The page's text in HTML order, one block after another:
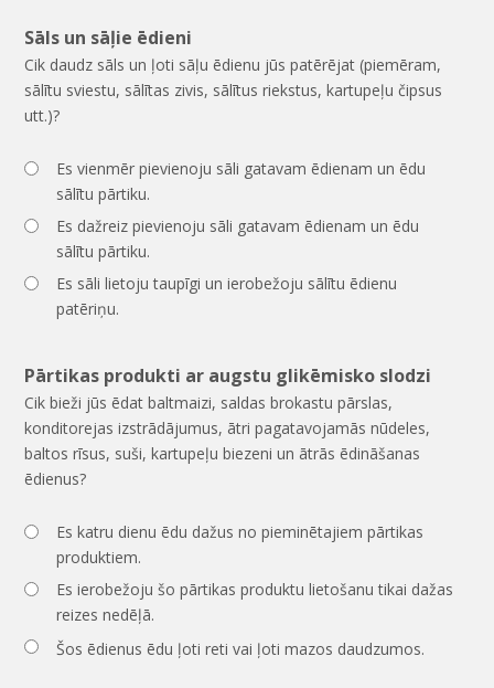
Sāls un sāļie ēdieni
Cik daudz sāls un ļoti sāļu ēdienu jūs patērējat (piemēram,
sālītu sviestu, sālītas zivis, sālītus riekstus, kartupeļu čipsus
utt.)?
Es vienmēr pievienoju sāli gatavam ēdienam un ēdu
sālītu pārtiku.
Es dažreiz pievienoju sāli gatavam ēdienam un ēdu
sālītu pārtiku.
Es sāli lietoju taupīgi un ierobežoju sālītu ēdienu
patēriņu.
Pārtikas produkti ar augstu glikēmisko slodzi
Cik bieži jūs ēdat baltmaizi, saldas brokastu pārslas,
konditorejas izstrādājumus, ātri pagatavojamās nūdeles,
baltos rīsus, suši, kartupeļu biezeni un ātrās ēdināšanas
ēdienus?
Es katru dienu ēdu dažus no pieminētajiem pārtikas
produktiem.
Es ierobežoju šo pārtikas produktu lietošanu tikai dažas
reizes nedēļā.
Šos ēdienus ēdu ļoti reti vai ļoti mazos daudzumos.